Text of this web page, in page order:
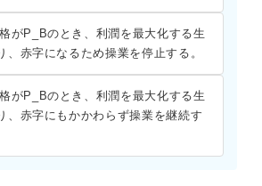
がP_Bのとき、利潤を最大化する生
、赤字になるため操業を停止する。
がP_Bのとき、利潤を最大化する生
、赤字にもかかわらず操業を継続す